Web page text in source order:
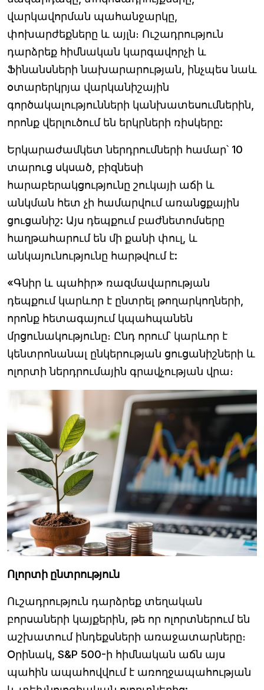
վարկավորման պահանջարկը,
փոխարժեքները և այլն։ Ուշադրություն
դարձրեք հիմնական կարգավորչի և
Ֆինանսների նախարարության, ինչպես նաև
օտարերկրյա վարկանիշային
գործակալությունների կանխատեսումներին,
որոնք վերլուծում են երկրների ռիսկերը:
Երկարաժամկետ ներդրումների համար՝ 10
տարուց սկսած, բիզնեսի
հարաբերակցությունը շուկայի աճի և
անկման հետ չի համարվում առանցքային
ցուցանիշ: Այս դեպքում բաժնետոմսերը
հաղթահարում են մի քանի փուլ, և
անկայունությունը հարթվում է:
«Գնիր և պահիր» ռազմավարության
դեպքում կարևոր է ընտրել թողարկողների,
որոնք հետագայում կպահպանեն
մրցունակությունը։ Ընդ որում՝ կարևոր է
կենտրոնանալ ընկերության ցուցանիշների և
ոլորտի ներդրումային գրավչության վրա։
Ոլորտի ընտրություն
Ուշադրություն դարձրեք տեղական
բորսաների կայքերին, թե որ ոլորտներում են
աշխատում ինդեքսների առաջատարները։
Օրինակ, S&P 500-ի հիմնական աճն այս
պահին ապահովվում է առողջապահության